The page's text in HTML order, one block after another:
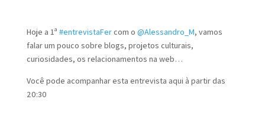
Hoje a 1ª #entrevistaFercom o @Alessandro_M, vamos
falar um pouco sobre blogs, projetos culturais,
curiosidades, os relacionamentos na web…
Você pode acompanhar esta entrevista aqui à partir das
20:30